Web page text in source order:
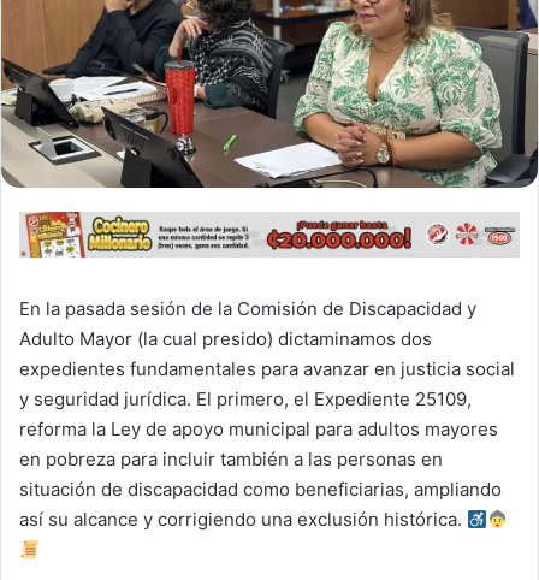
En la pasada sesión de la Comisión de Discapacidad y
Adulto Mayor (la cual presido) dictaminamos dos
expedientes fundamentales para avanzar en justicia social
y seguridad jurídica. El primero, el Expediente 25109,
reforma la Ley de apoyo municipal para adultos mayores
en pobreza para incluir también a las personas en
situación de discapacidad como beneficiarias, ampliando
así su alcance y corrigiendo una exclusión histórica.